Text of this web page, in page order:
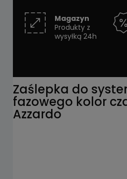
Magazyn
Produkty z
wysyłką 24h
Zaślepka do
fazowego kolor
Azzardo